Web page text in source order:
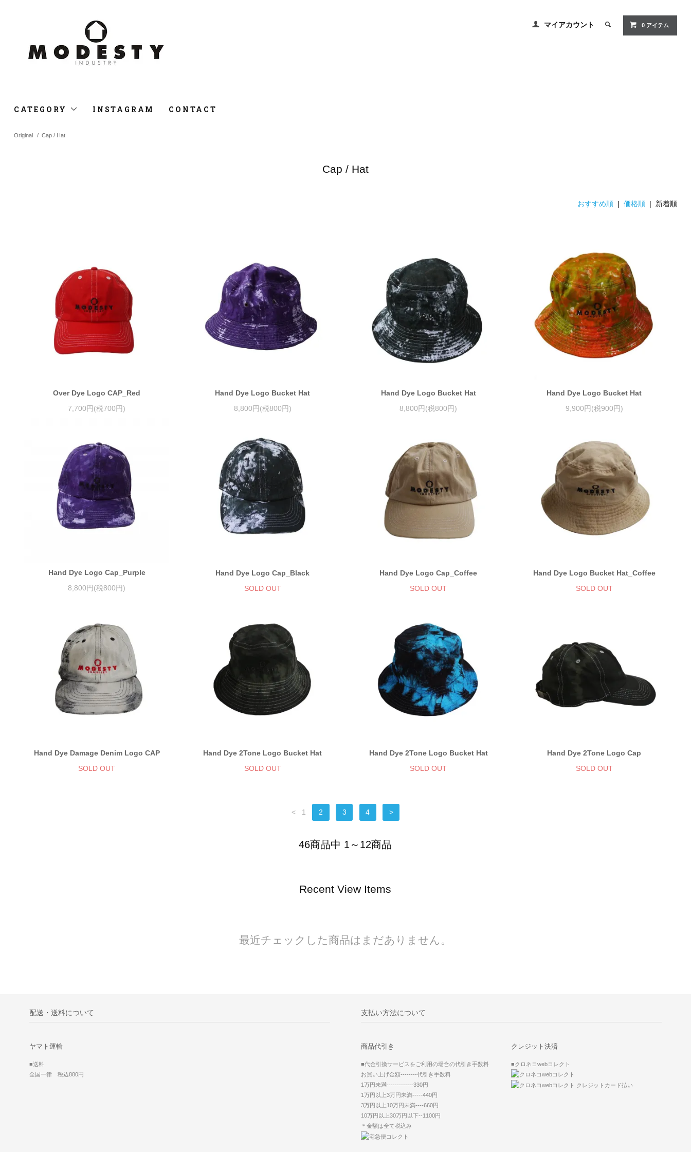
マイアカウント 0 アイテム
CATEGORY INSTAGRAM CONTACT
Original / Cap / Hat
Cap / Hat
おすすめ順 |価格順 | 新着順
Over Dye Logo CAP_Red
7,700円(税700円)
Hand Dye Logo Bucket Hat
8,800円(税800円)
Hand Dye Logo Bucket Hat
8,800円(税800円)
Hand Dye Logo Bucket Hat
9,900円(税900円)
Hand Dye Logo Cap_Purple
8,800円(税800円)
Hand Dye Logo Cap_Black
SOLD OUT
Hand Dye Logo Cap_Coffee
SOLD OUT
Hand Dye Logo Bucket Hat_Coffee
SOLD OUT
Hand Dye Damage Denim Logo CAP
SOLD OUT
Hand Dye 2Tone Logo Bucket Hat
SOLD OUT
Hand Dye 2Tone Logo Bucket Hat
SOLD OUT
Hand Dye 2Tone Logo Cap
SOLD OUT
< 1 2 3 4 >
46商品中 1～12商品
Recent View Items
最近チェックした商品はまだありません。
配送・送料について
ヤマト運輸
■送料
全国一律 税込880円
支払い方法について
商品代引き
■代金引換サービスをご利用の場合の代引き手数料
お買い上げ金額--------代引き手数料
1万円未満-------------330円
1万円以上3万円未満-----440円
3万円以上10万円未満----660円
10万円以上30万円以下--1100円
＊金額は全て税込み
クレジット決済
■クロネコwebコレクト